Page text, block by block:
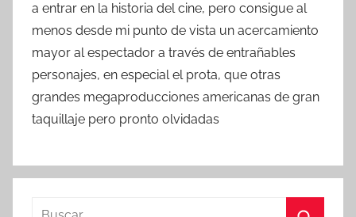
a entrar en la historia del cine, pero consigue al
menos desde mi punto de vista un acercamiento
mayor al espectador a través de entrañables
personajes, en especial el prota, que otras
grandes megaproducciones americanas de gran
taquillaje pero pronto olvidadas